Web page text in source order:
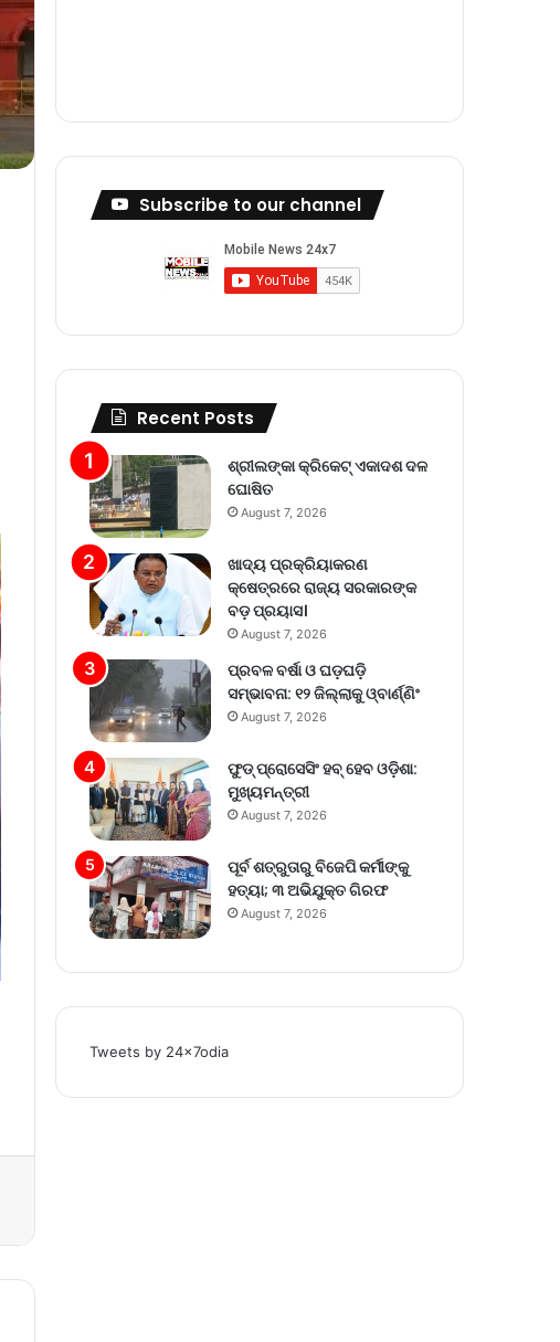
Subscribe to our channel
Recent Posts
ଶ୍ରୀଲଙ୍କା କ୍ରିକେଟ୍‌ ଏକାଦଶ ଦଳ
ଘୋଷିତ
August 7, 2026
ଖାଦ୍ୟ ପ୍ରକ୍ରିୟାକରଣ
କ୍ଷେତ୍ରରେ ରାଜ୍ୟ ସରକାରଙ୍କ
ବଡ଼ ପ୍ରୟାସ।
August 7, 2026
ପ୍ରବଳ ବର୍ଷା ଓ ଘଡ଼ଘଡ଼ି
ସମ୍ଭାବନା: ୧୨ ଜିଲ୍ଲାକୁ ଓ୍ବାର୍ଣ୍ଣିଂ
August 7, 2026
ଫୁଡ୍ ପ୍ରୋସେସିଂ ହବ୍ ହେବ ଓଡ଼ିଶା:
ମୁଖ୍ୟମନ୍ତ୍ରୀ
August 7, 2026
ପୂର୍ବ ଶତ୍ରୁତାରୁ ବିଜେପି କର୍ମୀଙ୍କୁ
ହତ୍ୟା; ୩ ଅଭିଯୁକ୍ତ ଗିରଫ
August 7, 2026
Tweets by 24x7odia